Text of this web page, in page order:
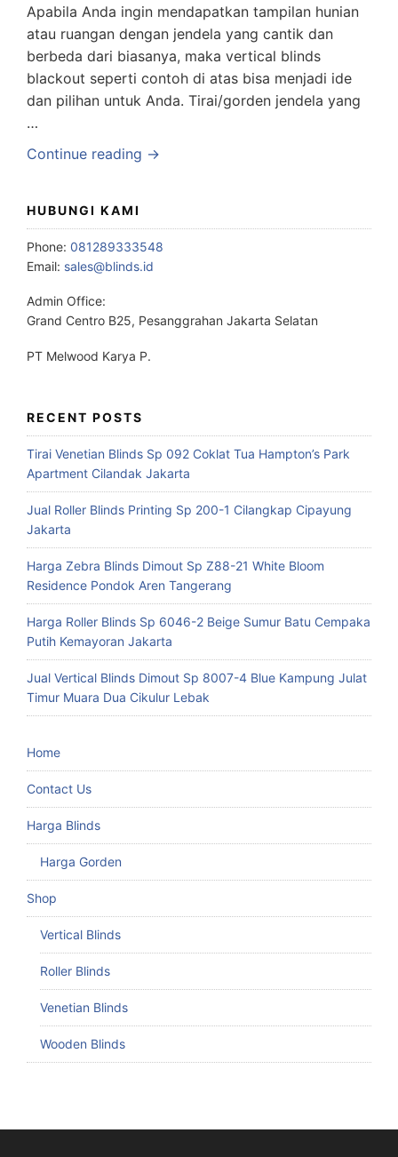
Apabila Anda ingin mendapatkan tampilan hunian
atau ruangan dengan jendela yang cantik dan
berbeda dari biasanya, maka vertical blinds
blackout seperti contoh di atas bisa menjadi ide
dan pilihan untuk Anda. Tirai/gorden jendela yang
…
Continue reading →
HUBUNGI KAMI
Phone: 081289333548
Email: sales@blinds.id
Admin Office:
Grand Centro B25, Pesanggrahan Jakarta Selatan
PT Melwood Karya P.
RECENT POSTS
Tirai Venetian Blinds Sp 092 Coklat Tua Hampton’s Park
Apartment Cilandak Jakarta
Jual Roller Blinds Printing Sp 200-1 Cilangkap Cipayung
Jakarta
Harga Zebra Blinds Dimout Sp Z88-21 White Bloom
Residence Pondok Aren Tangerang
Harga Roller Blinds Sp 6046-2 Beige Sumur Batu Cempaka
Putih Kemayoran Jakarta
Jual Vertical Blinds Dimout Sp 8007-4 Blue Kampung Julat
Timur Muara Dua Cikulur Lebak
Home
Contact Us
Harga Blinds
Harga Gorden
Shop
Vertical Blinds
Roller Blinds
Venetian Blinds
Wooden Blinds